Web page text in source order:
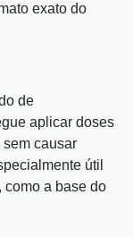
exato do
de
aplicar doses
causar
útil
como a base do